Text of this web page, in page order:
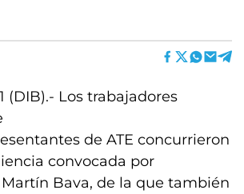
(DIB).- Los trabajadores
de ATE concurrieron
convocada por
Bava, de la que también